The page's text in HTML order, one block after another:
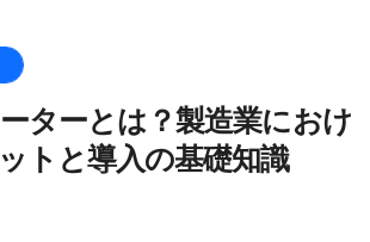
ターとは？製造業におけ
トと導入の基礎知識